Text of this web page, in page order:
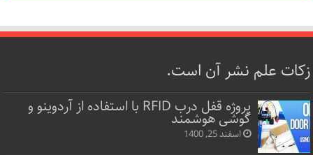
زکات علم نشر آن است.
پروژه قفل‌ درب RFID با استفاده از آردوینو و
گوشی هوشمند
اسفند 25, 1400